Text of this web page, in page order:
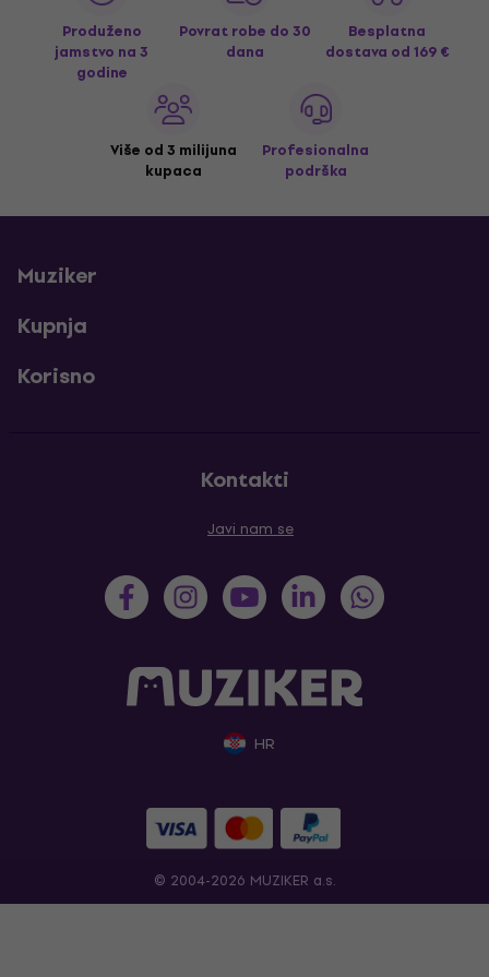
Produženo
jamstvo na 3
godine
Povrat robe do 30
dana
Besplatna
dostava od 169 €
Više od 3 milijuna
kupaca
Profesionalna
podrška
Muziker
Kupnja
Korisno
Kontakti
Javi nam se
HR
© 2004-2026 MUZIKER a.s.